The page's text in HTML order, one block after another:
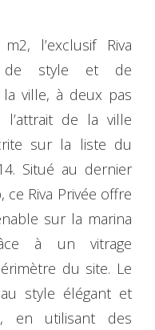
l’exclusif Riva
de style et de
ville, à deux pas
de la ville
sur la liste du
Situé au dernier
ce Riva Privée offre
sur la marina
à un vitrage
du site. Le
style élégant et
en utilisant des